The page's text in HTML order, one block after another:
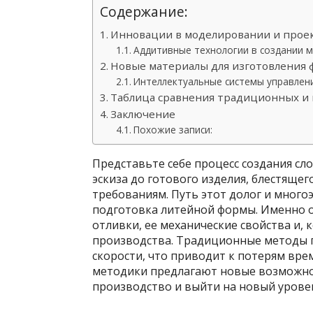
Содержание:
Инновации в моделировании и
Аддитивные технологии в создании
Новые материалы для изготовления
Интеллектуальные системы
Таблица сравнения традиционных
Заключение
Похожие записи:
Представьте себе процесс создания
эскиза до готового изделия,
требованиям. Путь этот долог и
подготовка литейной формы. Именно
отливки, ее механические свойства и,
производства. Традиционные методы
скорости, что приводит к потерям
методики предлагают новые
производство и выйти на новый